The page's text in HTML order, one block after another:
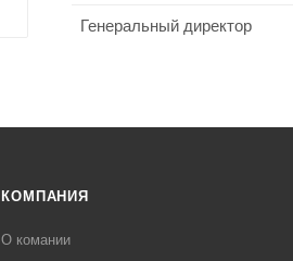
Генеральный директор
КОМПАНИЯ
О комании